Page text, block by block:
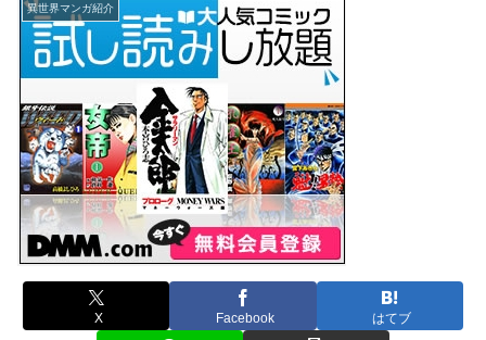
異世界マンガ紹介
X Facebook はてブ